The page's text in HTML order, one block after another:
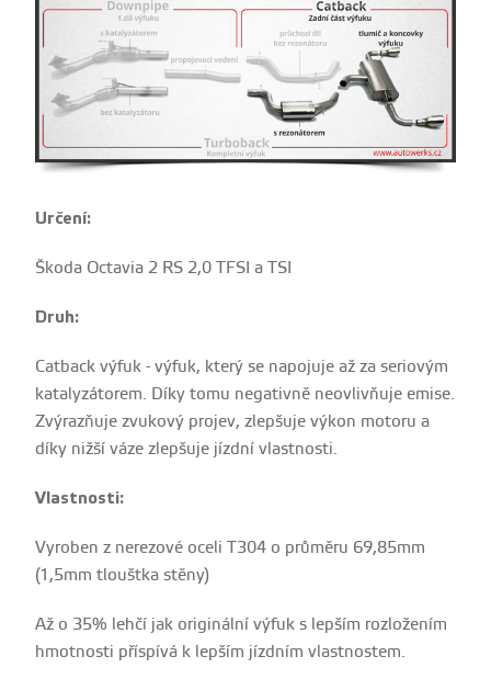
Určení:
Škoda Octavia 2 RS 2,0 TFSI a TSI
Druh:
Catback výfuk - výfuk, který se napojuje až za seriovým
katalyzátorem. Díky tomu negativně neovlivňuje emise.
Zvýrazňuje zvukový projev, zlepšuje výkon motoru a
díky nižší váze zlepšuje jízdní vlastnosti.
Vlastnosti:
Vyroben z nerezové oceli T304 o průměru 69,85mm
(1,5mm tlouštka stěny)
Až o 35% lehčí jak originální výfuk s lepším rozložením
hmotnosti příspívá k lepším jízdním vlastnostem.